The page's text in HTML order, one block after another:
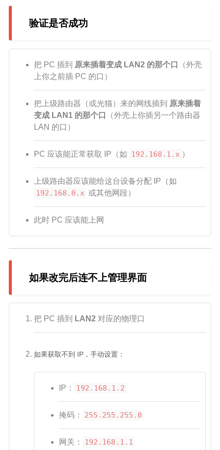
验证是否成功
把 PC 插到 原来插着变成 LAN2 的那个口
（外壳
上你之前插 PC 的口）
把上级路由器（或光猫）来的网线插到 原来插着
变成 LAN1 的那个口
（外壳上你插另一个路由器
LAN 的口）
PC 应该能正常获取 IP（如 192.168.1.x ）
上级路由器应该能给这台设备分配 IP（如
192.168.0.x 或其他网段）
此时 PC 应该能上网
如果改完后连不上管理界面
把 PC 插到 LAN2对应的物理口
如果获取不到 IP，手动设置：
IP： 192.168.1.2
掩码： 255.255.255.0
网关： 192.168.1.1